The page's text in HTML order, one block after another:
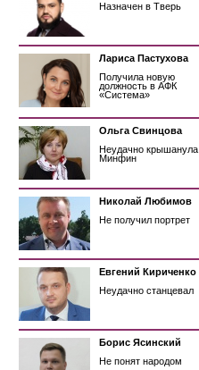
Назначен в Тверь
Лариса Пастухова
Получила новую
должность в АФК
«Система»
Ольга Свинцова
Неудачно крышанула
Минфин
Николай Любимов
Не получил портрет
Евгений Кириченко
Неудачно станцевал
Борис Ясинский
Не понят народом